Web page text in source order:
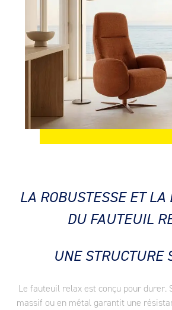
LA ROBUSTESSE ET
DU FAUTEUIL
UNE STRUCTURE
Le fauteuil relax est conçu pour durer.
massif ou en métal garantit une